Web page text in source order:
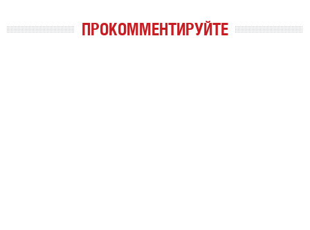
ПРОКОММЕНТИРУЙТЕ